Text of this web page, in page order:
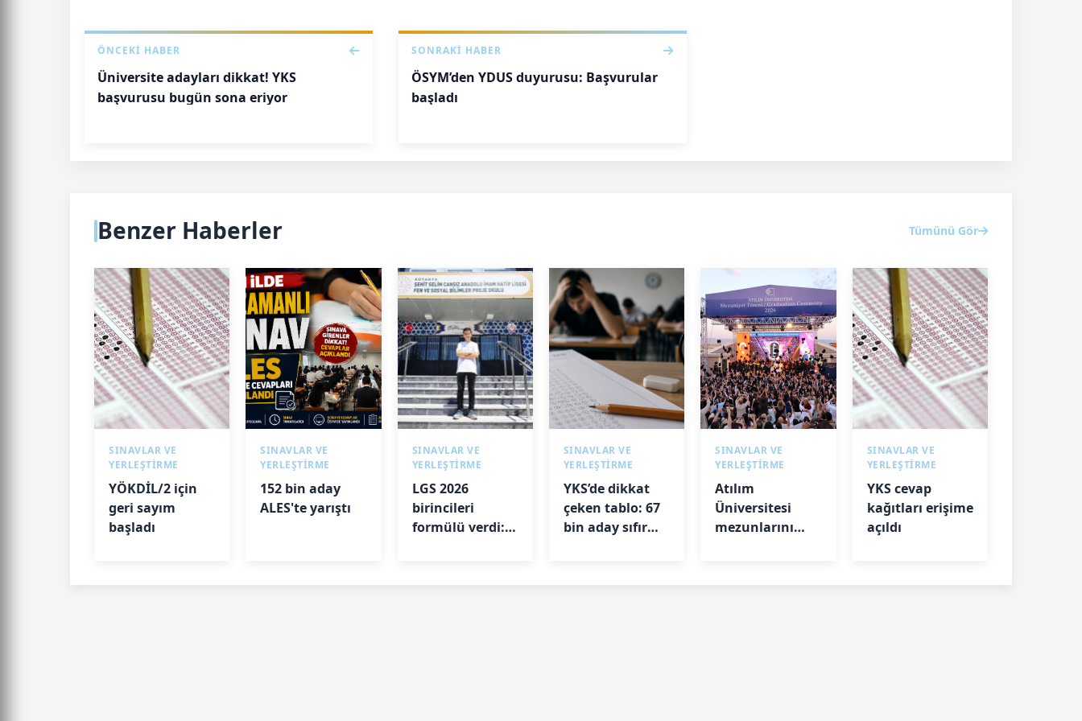
ÖNCEKI HABER
Üniversite adayları dikkat! YKS
başvurusu bugün sona eriyor
SONRAKI HABER
ÖSYM’den YDUS duyurusu: Başvurular
başladı
Benzer Haberler Tümünü Gör
SINAVLAR VE
YERLEŞTİRME
YÖKDİL/2 için
geri sayım
başladı
SINAVLAR VE
YERLEŞTİRME
152 bin aday
ALES'te yarıştı
SINAVLAR VE
YERLEŞTİRME
LGS 2026
birincileri
formülü verdi:
SINAVLAR VE
YERLEŞTİRME
YKS’de dikkat
çeken tablo: 67
bin aday sıfır
SINAVLAR VE
YERLEŞTİRME
Atılım
Üniversitesi
mezunlarını
SINAVLAR VE
YERLEŞTİRME
YKS cevap
kağıtları erişime
açıldı